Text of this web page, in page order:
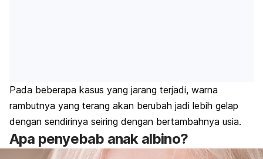
Pada beberapa kasus yang jarang terjadi, warna
rambutnya yang terang akan berubah jadi lebih gelap
dengan sendirinya seiring dengan bertambahnya usia.
Apa penyebab anak albino?